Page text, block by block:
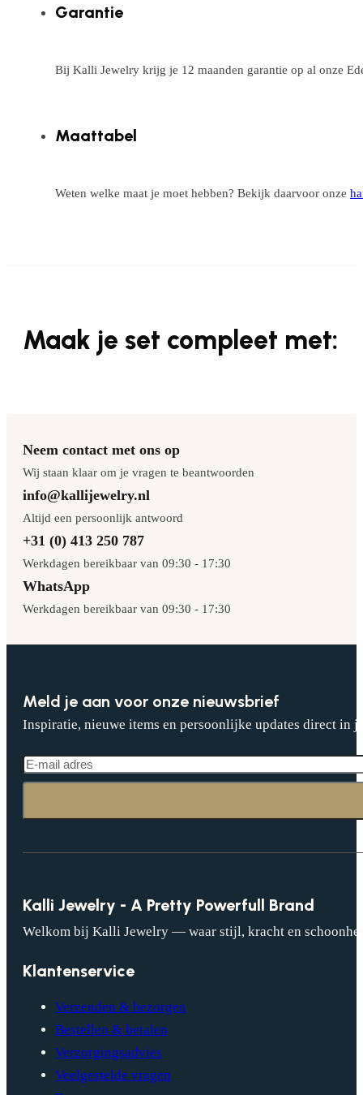
Garantie
Bij Kalli Jewelry krijg je 12 maanden garantie op al onze
Maattabel
Weten welke maat je moet hebben? Bekijk daarvoor onze
Maak je set compleet met:
Neem contact met ons op
Wij staan klaar om je vragen te beantwoorden
info@kallijewelry.nl
Altijd een persoonlijk antwoord
+31 (0) 413 250 787
Werkdagen bereikbaar van 09:30 - 17:30
WhatsApp
Werkdagen bereikbaar van 09:30 - 17:30
Meld je aan voor onze nieuwsbrief
Inspiratie, nieuwe items en persoonlijke updates direct in
Kalli Jewelry - A Pretty Powerfull Brand
Welkom bij Kalli Jewelry — waar stijl, kracht en
Klantenservice
Verzenden & bezorgen
Bestellen & betalen
Verzorgingsadvies
Veelgestelde vragen